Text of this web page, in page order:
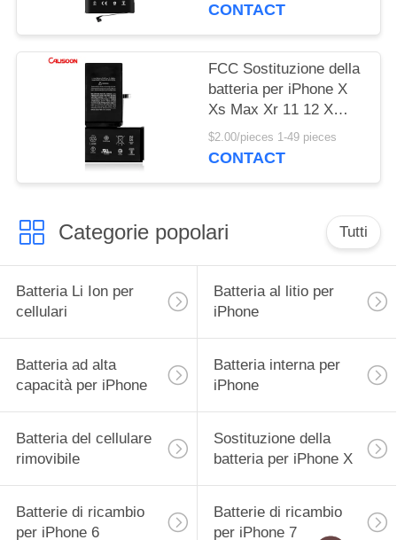
CONTACT
FCC Sostituzione della
batteria per iPhone X
Xs Max Xr 11 12 X
Sostituzione delle
batterie
$2.00/pieces 1-49 pieces
CONTACT
Categorie popolari Tutti
Batteria Li Ion per
cellulari
Batteria al litio per
iPhone
Batteria ad alta
capacità per iPhone
Batteria interna per
iPhone
Batteria del cellulare
rimovibile
Sostituzione della
batteria per iPhone X
Batterie di ricambio
per iPhone 6
Batterie di ricambio
per iPhone 7